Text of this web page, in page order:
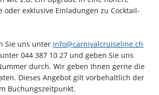
oder exklusive Einladungen zu Cocktail-
Sie uns unter info@carnivalcruiseline.ch
044 387 10 27 und geben Sie uns
durch. Wir geben Ihnen gerne die
Dieses Angebot gilt vorbehaltlich der
Buchungszeitpunkt.